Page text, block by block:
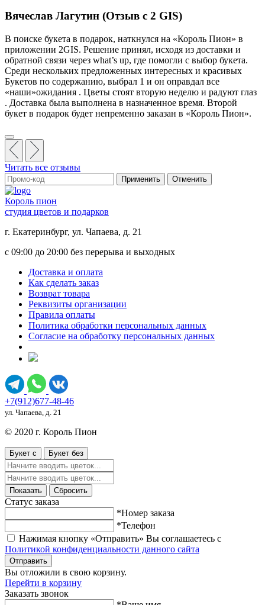
Вячеслав Лагутин (Отзыв с 2 GIS)
В поиске букета в подарок, наткнулся на «Король Пион» в
приложении 2GIS. Решение принял, исходя из доставки и
обратной связи через what’s up, где помогли с выбор букета.
Среди нескольких предложенных интересных и красивых
Букетов по содержанию, выбрал 1 и он оправдал все
«наши»ожидания . Цветы стоят вторую неделю и радуют глаз
. Доставка была выполнена в назначенное время. Второй
букет в подарок будет непременно заказан в «Король Пион».
Читать все отзывы
Применить Отменить
Король пион
студия цветов и подарков
г. Екатеринбург, ул. Чапаева, д. 21
с 09:00 до 20:00 без перерыва и выходных
Доставка и оплата
Как сделать заказ
Возврат товара
Реквизиты организации
Правила оплаты
Политика обработки персональных данных
Согласие на обработку персональных данных
+7(912)677-48-46
ул. Чапаева, д. 21
© 2020 г. Король Пион
Букет с Букет без
Показать Сбросить
Статус заказа
*Номер заказа
*Телефон
Нажимая кнопку «Отправить» Вы соглашаетесь с
Политикой конфиденциальности данного сайта
Отправить
Вы отложили в свою корзину.
Перейти в корзину
Заказать звонок